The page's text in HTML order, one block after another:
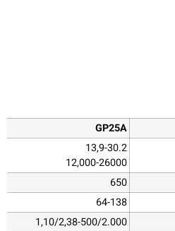
GP25A
13,9-30.2
12,000-26000
650
64-138
1,10/2,38-500/2.000